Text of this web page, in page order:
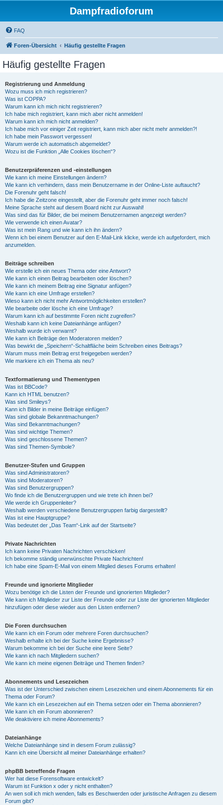
Dampfradioforum
FAQ
Foren-Übersicht Häufig gestellte Fragen
Häufig gestellte Fragen
Registrierung und Anmeldung
Wozu muss ich mich registrieren?
Was ist COPPA?
Warum kann ich mich nicht registrieren?
Ich habe mich registriert, kann mich aber nicht anmelden!
Warum kann ich mich nicht anmelden?
Ich habe mich vor einiger Zeit registriert, kann mich aber nicht mehr anmelden?!
Ich habe mein Passwort vergessen!
Warum werde ich automatisch abgemeldet?
Wozu ist die Funktion „Alle Cookies löschen“?
Benutzerpräferenzen und -einstellungen
Wie kann ich meine Einstellungen ändern?
Wie kann ich verhindern, dass mein Benutzername in der Online-Liste auftaucht?
Die Forenuhr geht falsch!
Ich habe die Zeitzone eingestellt, aber die Forenuhr geht immer noch falsch!
Meine Sprache steht auf diesem Board nicht zur Auswahl!
Was sind das für Bilder, die bei meinem Benutzernamen angezeigt werden?
Wie verwende ich einen Avatar?
Was ist mein Rang und wie kann ich ihn ändern?
Wenn ich bei einem Benutzer auf den E-Mail-Link klicke, werde ich aufgefordert, mich
anzumelden.
Beiträge schreiben
Wie erstelle ich ein neues Thema oder eine Antwort?
Wie kann ich einen Beitrag bearbeiten oder löschen?
Wie kann ich meinem Beitrag eine Signatur anfügen?
Wie kann ich eine Umfrage erstellen?
Wieso kann ich nicht mehr Antwortmöglichkeiten erstellen?
Wie bearbeite oder lösche ich eine Umfrage?
Warum kann ich auf bestimmte Foren nicht zugreifen?
Weshalb kann ich keine Dateianhänge anfügen?
Weshalb wurde ich verwarnt?
Wie kann ich Beiträge den Moderatoren melden?
Was bewirkt die „Speichern“-Schaltfläche beim Schreiben eines Beitrags?
Warum muss mein Beitrag erst freigegeben werden?
Wie markiere ich ein Thema als neu?
Textformatierung und Thementypen
Was ist BBCode?
Kann ich HTML benutzen?
Was sind Smileys?
Kann ich Bilder in meine Beiträge einfügen?
Was sind globale Bekanntmachungen?
Was sind Bekanntmachungen?
Was sind wichtige Themen?
Was sind geschlossene Themen?
Was sind Themen-Symbole?
Benutzer-Stufen und Gruppen
Was sind Administratoren?
Was sind Moderatoren?
Was sind Benutzergruppen?
Wo finde ich die Benutzergruppen und wie trete ich ihnen bei?
Wie werde ich Gruppenleiter?
Weshalb werden verschiedene Benutzergruppen farbig dargestellt?
Was ist eine Hauptgruppe?
Was bedeutet der „Das Team“-Link auf der Startseite?
Private Nachrichten
Ich kann keine Privaten Nachrichten verschicken!
Ich bekomme ständig unerwünschte Private Nachrichten!
Ich habe eine Spam-E-Mail von einem Mitglied dieses Forums erhalten!
Freunde und ignorierte Mitglieder
Wozu benötige ich die Listen der Freunde und ignorierten Mitglieder?
Wie kann ich Mitglieder zur Liste der Freunde oder zur Liste der ignorierten Mitglieder
hinzufügen oder diese wieder aus den Listen entfernen?
Die Foren durchsuchen
Wie kann ich ein Forum oder mehrere Foren durchsuchen?
Weshalb erhalte ich bei der Suche keine Ergebnisse?
Warum bekomme ich bei der Suche eine leere Seite?
Wie kann ich nach Mitgliedern suchen?
Wie kann ich meine eigenen Beiträge und Themen finden?
Abonnements und Lesezeichen
Was ist der Unterschied zwischen einem Lesezeichen und einem Abonnements für ein
Thema oder Forum?
Wie kann ich ein Lesezeichen auf ein Thema setzen oder ein Thema abonnieren?
Wie kann ich ein Forum abonnieren?
Wie deaktiviere ich meine Abonnements?
Dateianhänge
Welche Dateianhänge sind in diesem Forum zulässig?
Kann ich eine Übersicht all meiner Dateianhänge erhalten?
phpBB betreffende Fragen
Wer hat diese Forensoftware entwickelt?
Warum ist Funktion x oder y nicht enthalten?
An wen soll ich mich wenden, falls es Beschwerden oder juristische Anfragen zu diesem
Forum gibt?